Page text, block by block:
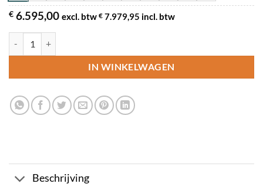
€ 6.595,00 excl. btw € 7.979,95 incl. btw
IN WINKELWAGEN
Beschrijving